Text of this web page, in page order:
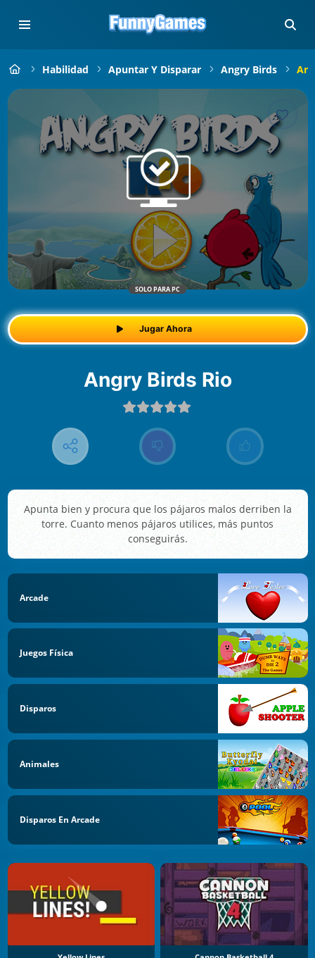
Habilidad Apuntar Y Disparar Angry Birds
SOLO PARA PC
Jugar Ahora
Angry Birds Rio
Apunta bien y procura que los pájaros malos derriben la
torre. Cuanto menos pájaros utilices, más puntos
conseguirás.
Arcade
Juegos Física
Disparos
Animales
Disparos En Arcade